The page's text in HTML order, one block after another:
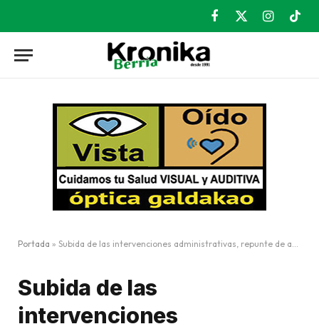
Facebook
X
Instagram
Portada » Subida de las intervenciones administrativas, repunte de accidentes y delitos de tráfico y en hurtos
Subida de las
intervenciones